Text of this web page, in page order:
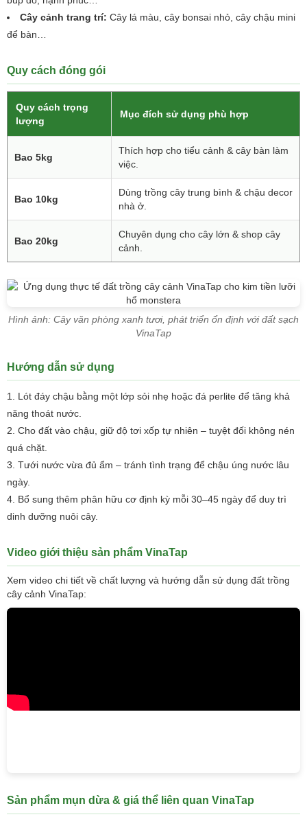
Cây cảnh trang trí: Cây lá màu, cây bonsai nhỏ, cây chậu mini
để bàn…
Quy cách đóng gói
Quy cách trọng
lượng
Mục đích sử dụng phù hợp
Bao 5kg
Thích hợp cho tiểu cảnh & cây bàn làm
việc.
Bao 10kg
Dùng trồng cây trung bình & chậu decor
nhà ở.
Bao 20kg
Chuyên dụng cho cây lớn & shop cây
cảnh.
Hình ảnh: Cây văn phòng xanh tươi, phát triển ổn định với đất sạch
VinaTap
Hướng dẫn sử dụng
Lót đáy chậu bằng một lớp sỏi nhẹ hoặc đá perlite để tăng khả
năng thoát nước.
Cho đất vào chậu, giữ độ tơi xốp tự nhiên – tuyệt đối không nén
quá chặt.
Tưới nước vừa đủ ẩm – tránh tình trạng để chậu úng nước lâu
ngày.
Bổ sung thêm phân hữu cơ định kỳ mỗi 30–45 ngày để duy trì
dinh dưỡng nuôi cây.
Video giới thiệu sản phẩm VinaTap
Xem video chi tiết về chất lượng và hướng dẫn sử dụng đất trồng
cây cảnh VinaTap:
Sản phẩm mụn dừa & giá thể liên quan VinaTap